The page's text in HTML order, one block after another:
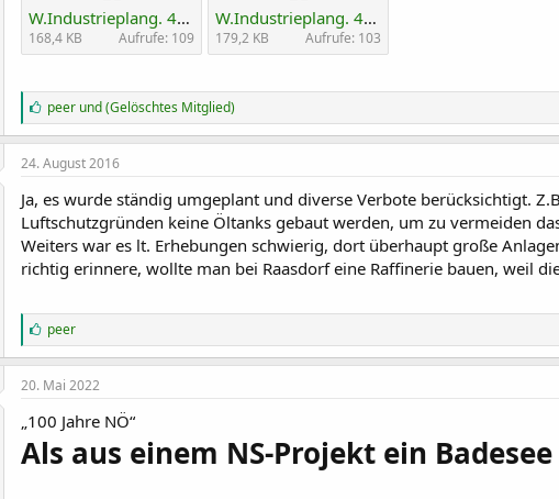
W.Industrieplang. 41-42 a.jpg
168,4 KB Aufrufe: 109
W.Industrieplang. 41-42 b1.jpg
179,2 KB Aufrufe: 103
G
e
f
ä
l
t
m
i
r
peerund(Gelöschtes Mitglied)
24. August 2016
Ja, es wurde ständig umgeplant und diverse Verbote berücksichtigt.
Luftschutzgründen keine Öltanks gebaut werden, um zu vermeiden
Weiters war es lt. Erhebungen schwierig, dort überhaupt große
richtig erinnere, wollte man bei Raasdorf eine Raffinerie bauen, weil
G
e
f
ä
l
t
m
i
peer
20. Mai 2022
„100 Jahre NÖ“
Als aus einem NS-Projekt ein